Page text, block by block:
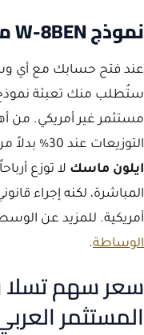
نموذج W-8BEN ما هو ولماذا هو مهم
عند فتح حسابك مع أي
مستثمر غير أمريكي. من
التوزيعات عند 30% بدلاً من معدلات أعلى محتملة. بما أن
ايلون ماسك لا توزع
المباشرة، لكنه إجراء
أمريكية. للمزيد عن
الوساطة.
سعر سهم تسلا
المستثمر